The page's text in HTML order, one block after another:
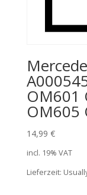
OM601
OM605
14,99 €
incl. 19% VAT
Lieferzeit: